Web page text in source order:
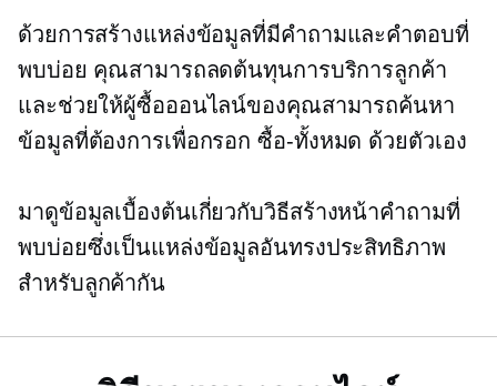
ด้วยการสร้างแหล่งข้อมูลที่มีคำถามและคำตอบที่
พบบ่อย คุณสามารถลดต้นทุนการบริการลูกค้า
และช่วยให้ผู้ซื้อออนไลน์ของคุณสามารถค้นหา
ข้อมูลที่ต้องการเพื่อกรอกซื้อ-ทั้งหมด ด้วยตัวเอง
มาดูข้อมูลเบื้องต้นเกี่ยวกับวิธีสร้างหน้าคำถามที่
พบบ่อยซึ่งเป็นแหล่งข้อมูลอันทรงประสิทธิภาพ
สำหรับลูกค้ากัน